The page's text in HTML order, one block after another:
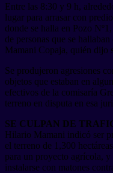
Entre las 8:30 y 9 h,
lugar para arrasar con
donde se halla en Pozo
de personas que se
Mamani Copaja, quién dijo
Se produjeron agresiones
objetos que estaban en
efectivos de la comisaría
terreno en disputa en esa
SE CULPAN DE
Hilario Mamani indicó ser
el terreno de 1,300
para un proyecto agrícola, y
instalarse con matones